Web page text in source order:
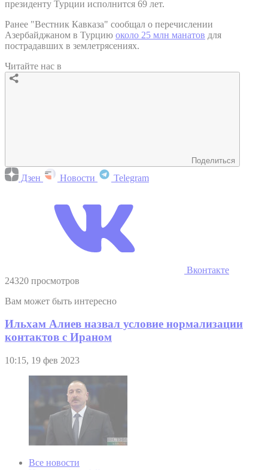
президенту Турции исполнится 69 лет.
Ранее "Вестник Кавказа" сообщал о перечислении
Азербайджаном в Турцию около 25 млн манатов для
пострадавших в землетрясениях.
Читайте нас в
Поделиться
Дзен Новости Telegram
Вконтакте
24320 просмотров
Вам может быть интересно
Ильхам Алиев назвал условие нормализации
контактов с Ираном
10:15, 19 фев 2023
Все новости